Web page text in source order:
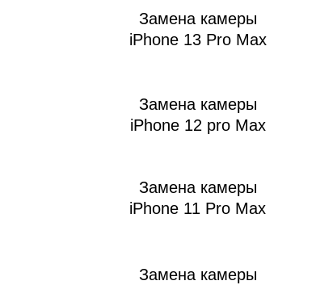
Замена камеры
iPhone 13 Pro Max
Замена камеры
iPhone 12 pro Max
Замена камеры
iPhone 11 Pro Max
Замена камеры